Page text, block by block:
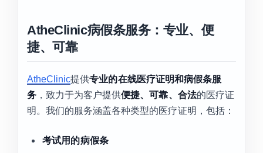
AtheClinic病假条服务：专业、便
捷、可靠
AtheClinic提供专业的在线医疗证明和病假条服
务 ，致力于为客户提供便捷、可靠、合法的医疗证
明。我们的服务涵盖各种类型的医疗证明，包括：
考试用的病假条